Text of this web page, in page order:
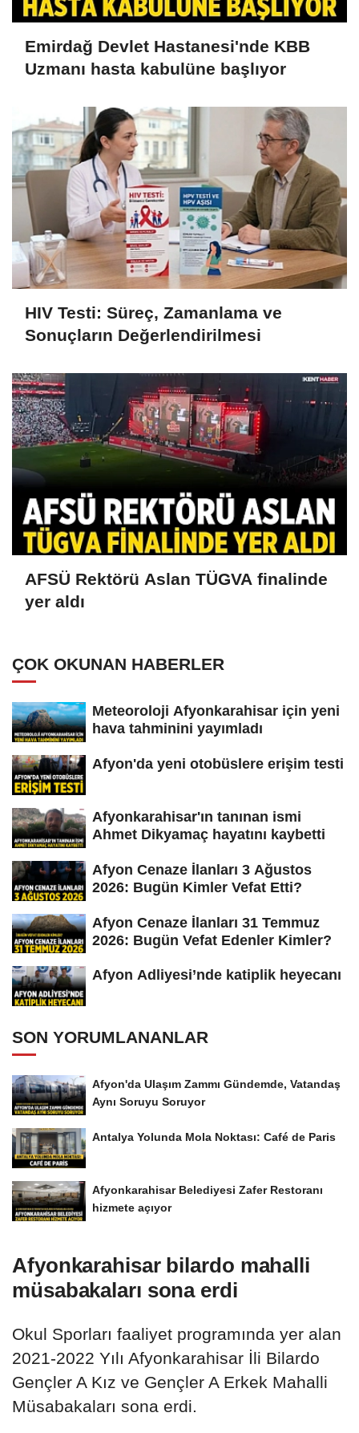
Emirdağ Devlet Hastanesi'nde KBB
Uzmanı hasta kabulüne başlıyor
HIV Testi: Süreç, Zamanlama ve
Sonuçların Değerlendirilmesi
AFSÜ Rektörü Aslan TÜGVA finalinde
yer aldı
ÇOK OKUNAN HABERLER
Meteoroloji Afyonkarahisar için yeni
hava tahminini yayımladı
Afyon'da yeni otobüslere erişim testi
Afyonkarahisar'ın tanınan ismi
Ahmet Dikyamaç hayatını kaybetti
Afyon Cenaze İlanları 3 Ağustos
2026: Bugün Kimler Vefat Etti?
Afyon Cenaze İlanları 31 Temmuz
2026: Bugün Vefat Edenler Kimler?
Afyon Adliyesi’nde katiplik heyecanı
SON YORUMLANANLAR
Afyon'da Ulaşım Zammı Gündemde, Vatandaş
Aynı Soruyu Soruyor
Antalya Yolunda Mola Noktası: Café de Paris
Afyonkarahisar Belediyesi Zafer Restoranı
hizmete açıyor
Afyonkarahisar bilardo mahalli
müsabakaları sona erdi
Okul Sporları faaliyet programında yer alan
2021-2022 Yılı Afyonkarahisar İli Bilardo
Gençler A Kız ve Gençler A Erkek Mahalli
Müsabakaları sona erdi.